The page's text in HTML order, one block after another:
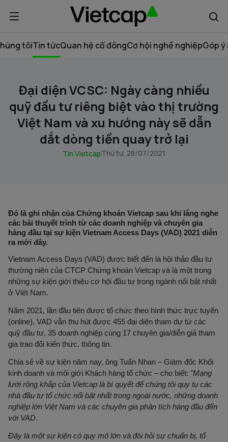
tôiTin tứcQuan hệ cổ đôngCơ hội nghề nghiệpGóp ý
Đại diện VCSC: Ngày càng nhiều
quỹ đầu tư riêng biệt vào thị trường
Việt Nam và xu hướng này sẽ dẫn
dắt dòng tiền quay trở lại
Tin VietcapThứ tư, 28/07/2021
Đó là ghi nhận của Chứng khoán Vietcap sau khi lắng nghe
các bài thuyết trình từ các doanh nghiệp và chuyên gia
hàng đầu tại sự kiện Vietnam Access Days (VAD) 2021 diễn
ra mới đây.
Vietnam Access Days (VAD) được biết đến là hội thảo đầu tư
thường niên của CTCP Chứng khoán Vietcap và là một trong
những sự kiện giới thiệu cơ hội đầu tư trong ngành nổi bật nhất
ở Việt Nam.
Năm 2021, lần đầu tiên được tổ chức theo hình thức trực tuyến
(online), VAD vẫn thu hút được 455 đại diện tham dự từ các
quỹ đầu tư, 35 doanh nghiệp cùng 17 chuyên gia/diễn giả tham
gia trao đổi kiến thức, thông tin.
Chia sẻ về sự kiện năm nay, ông Tuấn Nhan – Giám đốc Khối
kinh doanh và môi giới Khách hàng tổ chức – cho biết: "Mạng
lưới rộng khắp của Vietcap là bí quyết để chúng tôi quy tụ các
nhà đầu tư tổ chức nổi bật nhất trong ngoài nước, những doanh
nghiệp lớn Việt Nam và các chuyên gia phân tích hàng đầu đến
với VAD.
Đây là một sự kiện có quy mô lớn và đòi hỏi sự chuẩn bị, tổ